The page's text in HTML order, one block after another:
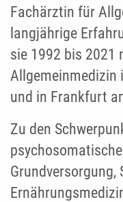
Fachärztin für
langjährige
sie 1992 bis 2021
Allgemeinmedizin
und in Frankfurt
Zu den
Grundversorgung,